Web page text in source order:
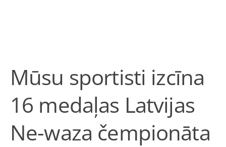
Mūsu sportisti izcīna
16 medaļas Latvijas
Ne-waza čempionāta